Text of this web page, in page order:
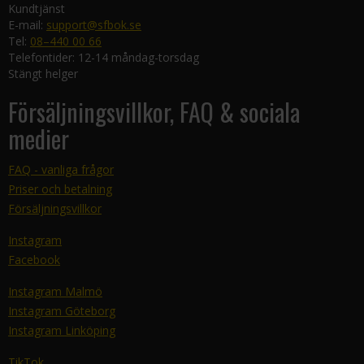
Kundtjänst
E-mail: support@sfbok.se
Tel: 08–440 00 66
Telefontider: 12-14 måndag-torsdag
Stängt helger
Försäljningsvillkor, FAQ & sociala
medier
FAQ - vanliga frågor
Priser och betalning
Försäljningsvillkor
Instagram
Facebook
Instagram Malmö
Instagram Göteborg
Instagram Linköping